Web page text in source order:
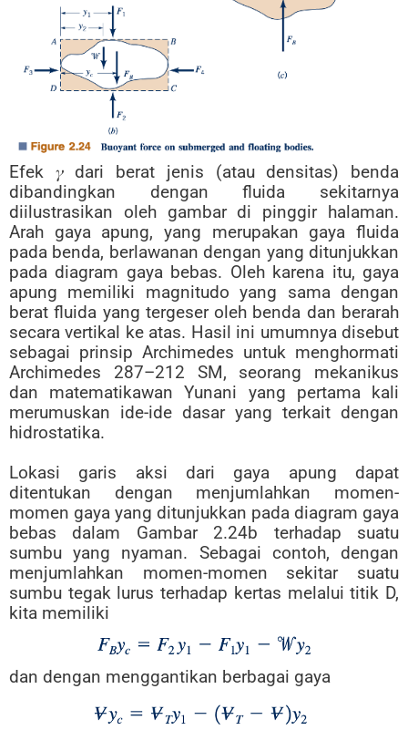
Efek 𝛾 dari berat jenis (atau densitas) benda
dibandingkan dengan fluida sekitarnya
diilustrasikan oleh gambar di pinggir halaman.
Arah gaya apung, yang merupakan gaya fluida
pada benda, berlawanan dengan yang ditunjukkan
pada diagram gaya bebas. Oleh karena itu, gaya
apung memiliki magnitudo yang sama dengan
berat fluida yang tergeser oleh benda dan berarah
secara vertikal ke atas. Hasil ini umumnya disebut
sebagai prinsip Archimedes untuk menghormati
Archimedes 287–212 SM, seorang mekanikus
dan matematikawan Yunani yang pertama kali
merumuskan ide-ide dasar yang terkait dengan
hidrostatika.
Lokasi garis aksi dari gaya apung dapat
ditentukan dengan menjumlahkan momen-
momen gaya yang ditunjukkan pada diagram gaya
bebas dalam Gambar 2.24b terhadap suatu
sumbu yang nyaman. Sebagai contoh, dengan
menjumlahkan momen-momen sekitar suatu
sumbu tegak lurus terhadap kertas melalui titik D,
kita memiliki
dan dengan menggantikan berbagai gaya